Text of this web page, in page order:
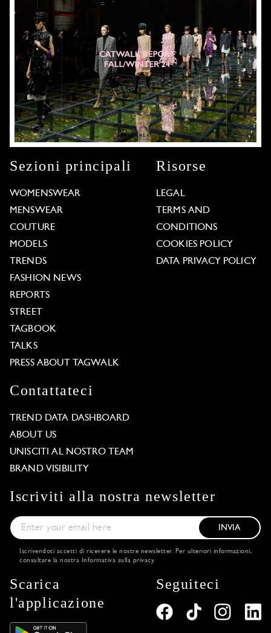
Sezioni principali
WOMENSWEAR
MENSWEAR
COUTURE
MODELS
TRENDS
FASHION NEWS
REPORTS
STREET
TAGBOOK
TALKS
PRESS ABOUT TAGWALK
Risorse
LEGAL
TERMS AND
CONDITIONS
COOKIES POLICY
DATA PRIVACY POLICY
Contattateci
TREND DATA DASHBOARD
ABOUT US
UNISCITI AL NOSTRO TEAM
BRAND VISIBILITY
Iscriviti alla nostra newsletter
INVIA
Iscrivendoti accetti di ricevere le nostre newsletter. Per ulteriori informazioni,
consultare la nostra
Informativa sulla privacy.
Scarica
l'applicazione
Seguiteci